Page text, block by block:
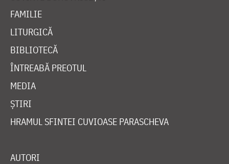
FAMILIE
LITURGICĂ
BIBLIOTECĂ
ÎNTREABĂ PREOTUL
MEDIA
ȘTIRI
HRAMUL SFINTEI CUVIOASE PARASCHEVA
AUTORI